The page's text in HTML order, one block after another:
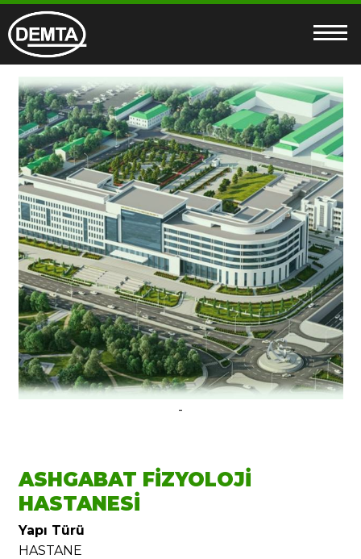
-
ASHGABAT FİZYOLOJİ
HASTANESİ
Yapı Türü
HASTANE